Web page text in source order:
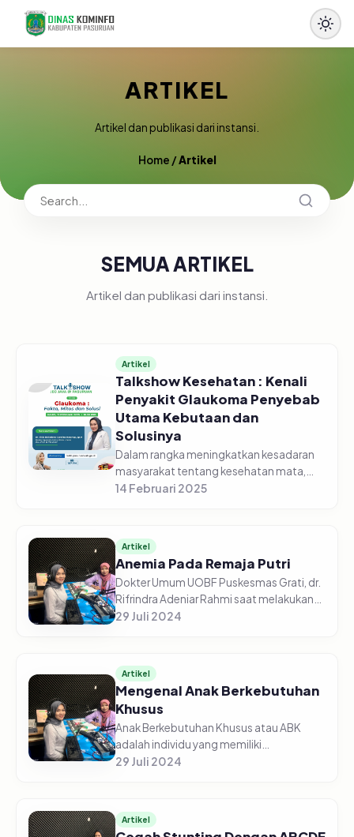
ARTIKEL
Artikel dan publikasi dari instansi.
Home /Artikel
SEMUA ARTIKEL
Artikel dan publikasi dari instansi.
Artikel
Talkshow Kesehatan : Kenali
Penyakit Glaukoma Penyebab
Utama Kebutaan dan
Solusinya
Dalam rangka meningkatkan kesadaran
masyarakat tentang kesehatan mata,
Radio Suara Pasuruan Dinas Komunikasi
14 Februari 2025
Artikel
Anemia Pada Remaja Putri
Dokter Umum UOBF Puskesmas Grati, dr.
Rifrindra Adeniar Rahmi saat melakukan
sosialisasi Kesehatan tentang "Anemia
29 Juli 2024
Artikel
Mengenal Anak Berkebutuhan
Khusus
Anak Berkebutuhan Khusus atau ABK
adalah individu yang memiliki
keterbatasan dalam fungsi kognisi, fisik,
pertum...
29 Juli 2024
Artikel